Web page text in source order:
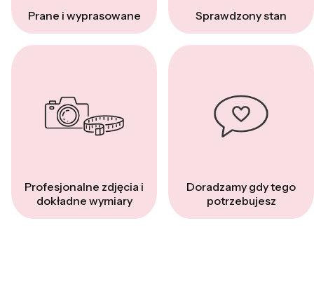
Prane i wyprasowane Sprawdzony stan
Profesjonalne zdjęcia i
dokładne wymiary
Doradzamy gdy tego
potrzebujesz